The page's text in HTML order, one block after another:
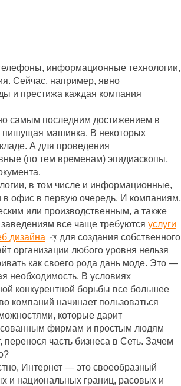
информационные технологии,
Сейчас, например, явно
и престижа каждая компания
самым последним достижением в
пишущая машинка. В некоторых
А для проведения
(по тем временам) эпидиаскопы,
в том числе и информационные,
в офис в первую очередь. И компаниям,
или производственным, а также
все чаще требуются услуги
дизайна
для создания собственного
организации любого уровня нельзя
как своего рода дань моде. Это —
необходимость. В условиях
конкурентной борьбы все большее
компаний начинает пользоваться
которые дарит
фирмам и простым людям
перенося часть бизнеса в Сеть. Зачем
Интернет — это своеобразный
и национальных границ, расовых и